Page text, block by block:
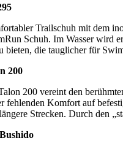
Trailschuh mit dem
Schuh. Im Wasser wird
bieten, die tauglicher für
200
200 vereint den
fehlenden Komfort auf
Strecken. Durch den